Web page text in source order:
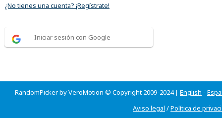
¿No tienes una cuenta? ¡Regístrate!
Iniciar sesión con Google
RandomPicker by VeroMotion © Copyright 2009-2024 | English -
Aviso legal /Política de